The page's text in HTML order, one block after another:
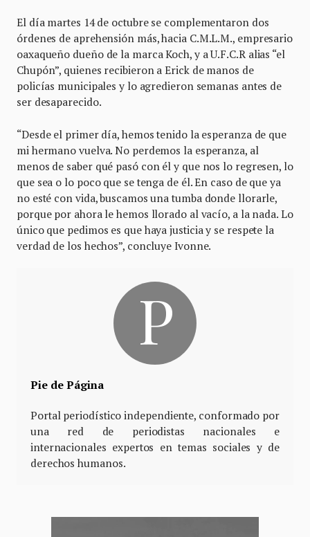
El día martes 14 de octubre se complementaron dos
órdenes de aprehensión más, hacia C.M.L.M., empresario
oaxaqueño dueño de la marca Koch, y a U.F.C.R alias “el
Chupón”, quienes recibieron a Erick de manos de
policías municipales y lo agredieron semanas antes de
ser desaparecido.
“Desde el primer día, hemos tenido la esperanza de que
mi hermano vuelva. No perdemos la esperanza, al
menos de saber qué pasó con él y que nos lo regresen, lo
que sea o lo poco que se tenga de él. En caso de que ya
no esté con vida, buscamos una tumba donde llorarle,
porque por ahora le hemos llorado al vacío, a la nada. Lo
único que pedimos es que haya justicia y se respete la
verdad de los hechos”, concluye Ivonne.
Pie de Página
Portal periodístico independiente, conformado por
una red de periodistas nacionales e
internacionales expertos en temas sociales y de
derechos humanos.